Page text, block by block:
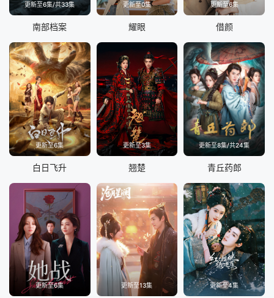
更新至6集/共33集
南部档案
更新至0集
耀眼
更新至6集
借颜
更新至6集
白日飞升
更新至3集
翘楚
更新至8集/共24集
青丘药郎
更新至6集 更新至13集 更新至4集